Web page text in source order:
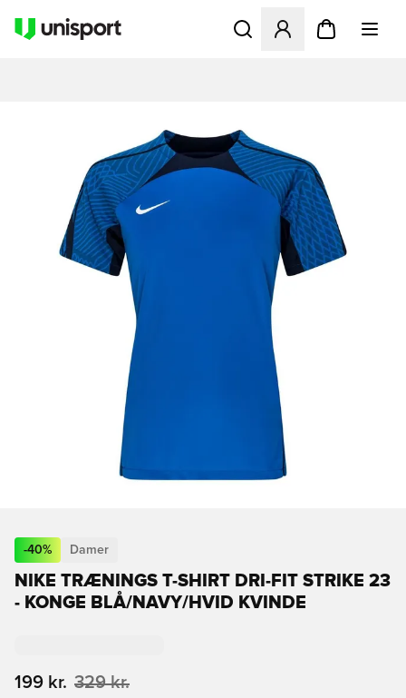
Åbner en Modal til at
-40% Damer
NIKE TRÆNINGS T-SHIRT DRI-FIT STRIKE 23
- KONGE BLÅ/NAVY/HVID KVINDE
199 kr. 329 kr.